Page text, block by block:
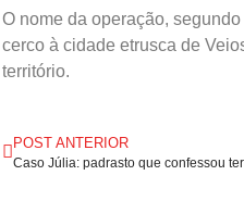
O nome da operação,
cerco à cidade etrusca de
território.
POST ANTERIOR